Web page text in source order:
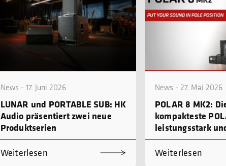
News - 17. Juni 2026
LUNAR und PORTABLE SUB: HK
Audio präsentiert zwei neue
Produktserien
Weiterlesen
News - 27. Mai 2026
POLAR 8 MK2:
kompakteste
leistungsstark
bedienbar
Weiterlesen